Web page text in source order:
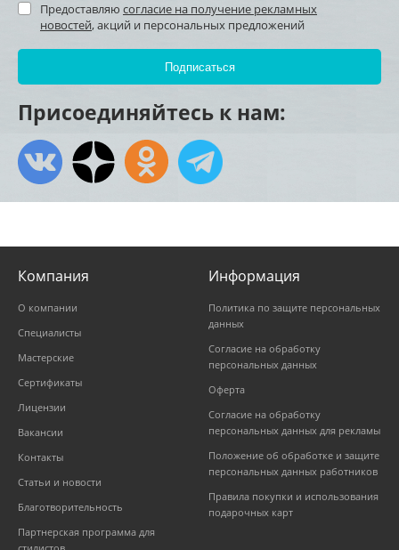
Предоставляю согласие на получение рекламных
новостей, акций и персональных предложений
Присоединяйтесь к нам:
Компания
О компании
Специалисты
Мастерские
Сертификаты
Лицензии
Вакансии
Контакты
Статьи и новости
Благотворительность
Партнерская программа для
Информация
Политика по защите персональных
данных
Согласие на обработку
персональных данных
Оферта
Согласие на обработку
персональных данных для рекламы
Положение об обработке и защите
персональных данных работников
Правила покупки и использования
подарочных карт